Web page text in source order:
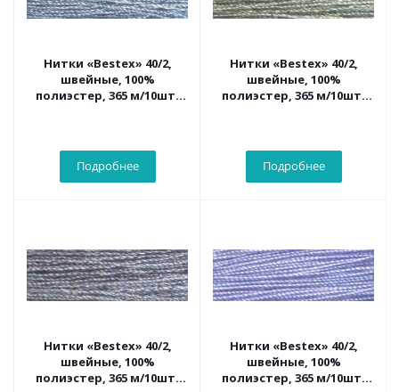
Нитки «Bestex» 40/2,
швейные, 100%
полиэстер, 365 м/10шт.
Подробнее
Нитки «Bestex» 40/2,
швейные, 100%
полиэстер, 365 м/10шт.
Подробнее
Нитки «Bestex» 40/2,
швейные, 100%
полиэстер, 365 м/10шт.
Нитки «Bestex» 40/2,
швейные, 100%
полиэстер, 365 м/10шт.